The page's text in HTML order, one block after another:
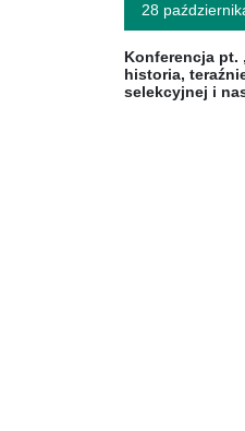
28
Konferencja pt.
historia,
selekcyjnej i